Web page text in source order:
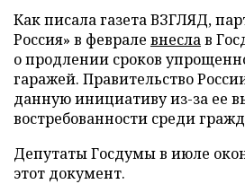
Как писала газета ВЗГЛЯД,
Россия» в феврале внеслав
о продлении сроков
гаражей. Правительство
данную инициативу из-за ее
востребованности среди
Депутаты Госдумы в июле
этот документ.